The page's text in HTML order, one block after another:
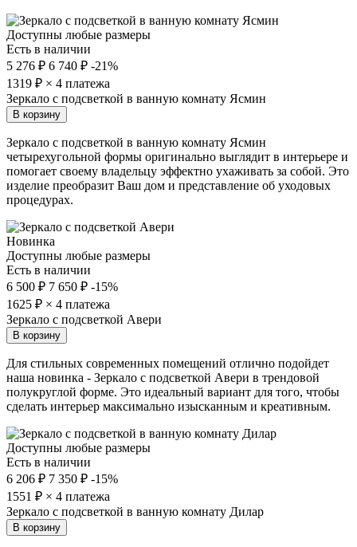
Доступны любые размеры
Есть в наличии
5 276 ₽ 6 740 ₽ -21%
1319 ₽ × 4 платежа
Зеркало с подсветкой в ванную комнату Ясмин
В корзину
Зеркало с подсветкой в ванную комнату Ясмин
четырехугольной формы оригинально выглядит в интерьере и
помогает своему владельцу эффектно ухаживать за собой. Это
изделие преобразит Ваш дом и представление об уходовых
процедурах.
Новинка
Доступны любые размеры
Есть в наличии
6 500 ₽ 7 650 ₽ -15%
1625 ₽ × 4 платежа
Зеркало с подсветкой Авери
В корзину
Для стильных современных помещений отлично подойдет
наша новинка - Зеркало с подсветкой Авери в трендовой
полукруглой форме. Это идеальный вариант для того, чтобы
сделать интерьер максимально изысканным и креативным.
Доступны любые размеры
Есть в наличии
6 206 ₽ 7 350 ₽ -15%
1551 ₽ × 4 платежа
Зеркало с подсветкой в ванную комнату Дилар
В корзину